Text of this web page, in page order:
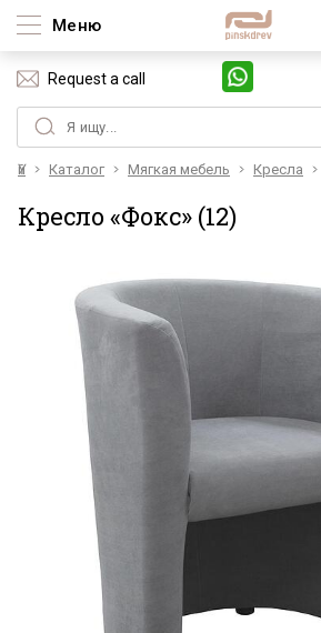
Меню
Request a call
Үй Каталог Мягкая мебель Кресла
Кресло «Фокс» (12)